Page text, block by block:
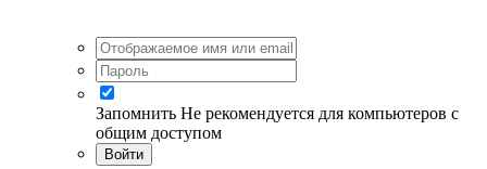
Запомнить Не рекомендуется для компьютеров с
общим доступом
Войти